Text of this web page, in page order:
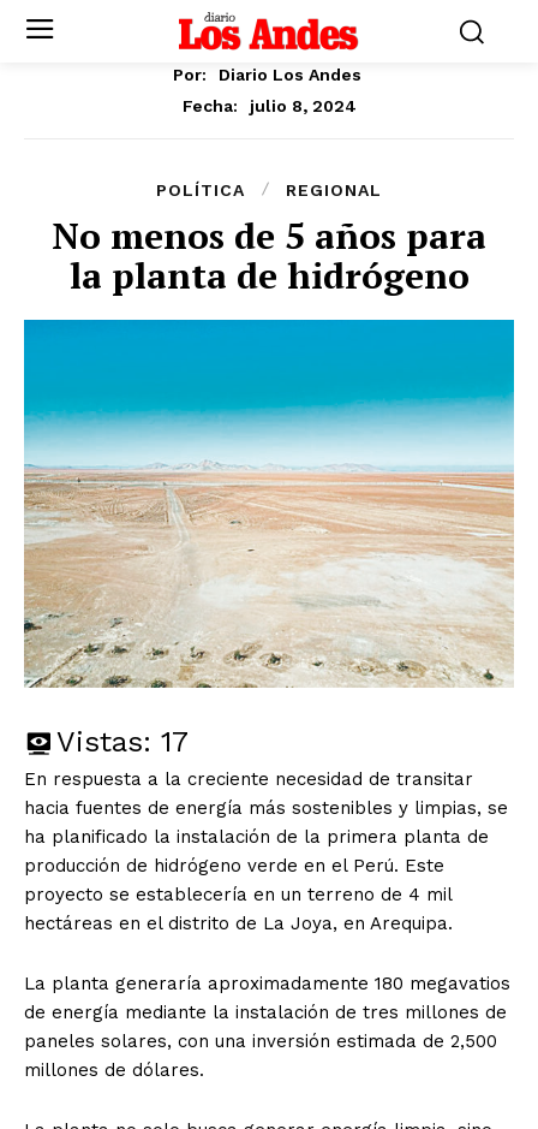
Por:
Diario Los Andes
Fecha:
julio 8, 2024
POLÍTICA REGIONAL
No menos de 5 años para
la planta de hidrógeno
Vistas: 17
En respuesta a la creciente necesidad de transitar
hacia fuentes de energía más sostenibles y limpias, se
ha planificado la instalación de la primera planta de
producción de hidrógeno verde en el Perú. Este
proyecto se establecería en un terreno de 4 mil
hectáreas en el distrito de La Joya, en Arequipa.
La planta generaría aproximadamente 180 megavatios
de energía mediante la instalación de tres millones de
paneles solares, con una inversión estimada de 2,500
millones de dólares.